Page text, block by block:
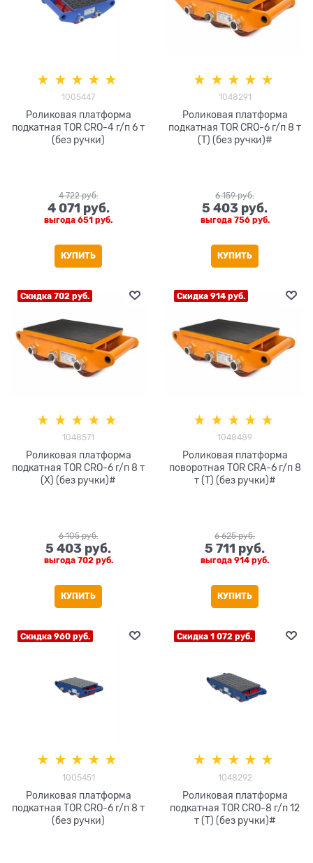
1005447
Роликовая платформа
подкатная TOR CRO-4 г/п 6 т
(без ручки)
4 722 руб.
4 071 руб.
выгода 651 руб.
КУПИТЬ
1048291
Роликовая платформа
подкатная TOR CRO-6 г/п 8 т
(T) (без ручки)#
6 159 руб.
5 403 руб.
выгода 756 руб.
КУПИТЬ
Скидка 702 руб.
1048571
Роликовая платформа
подкатная TOR CRO-6 г/п 8 т
(X) (без ручки)#
6 105 руб.
5 403 руб.
выгода 702 руб.
КУПИТЬ
Скидка 914 руб.
1048489
Роликовая платформа
поворотная TOR CRA-6 г/п 8
т (T) (без ручки)#
6 625 руб.
5 711 руб.
выгода 914 руб.
КУПИТЬ
Скидка 960 руб.
1005451
Роликовая платформа
подкатная TOR CRO-6 г/п 8 т
(без ручки)
Скидка 1 072 руб.
1048292
Роликовая платформа
подкатная TOR CRO-8 г/п 12
т (T) (без ручки)#